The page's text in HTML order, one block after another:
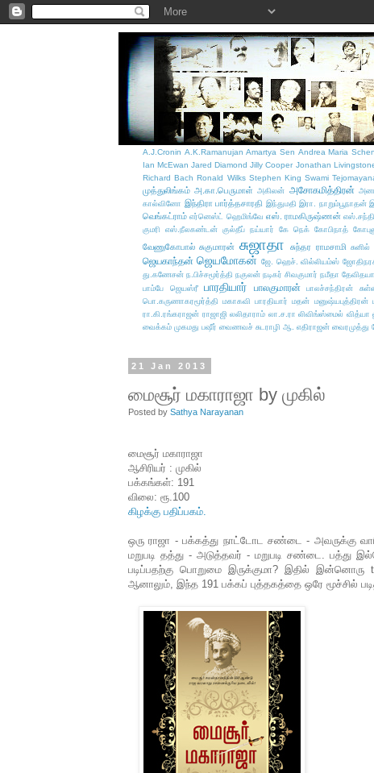
A.J.Cronin A.K.Ramanujan Amartya Sen Andrea Maria
Ian McEwan Jared Diamond Jilly Cooper Jonathan
Richard Bach Ronald Wilks Stephen King Swami
முத்துலிங்கம் அ.கா.பெருமாள் அகிலன் அசோகமித்திரன்
கால்வினோ இந்திரா பார்த்தசாரதி இந்துமதி இரா. நாறும்பூநாதன்
வெங்கட்ராம் எர்னெஸ்ட் ஹெமிங்வே எஸ். ராமகிருஷ்ணன்
குமரி எஸ்.நீலகண்டன் குல்தீப் நய்யார் கே நெக் கோபிநாத்
வேணுகோபால் சுகுமாரன் சுஜாதா சுந்தர ராமசாமி
ஜெயகாந்தன் ஜெயமோகன் ஜே. ஹெச். வில்லியம்ஸ்
து.கணேசன் ந.பிச்சமூர்த்தி நகுலன் நடிகர் சிவகுமார் நமீதா
பாம்பே ஜெயஸ்ரீ பாரதியார் பாலகுமாரன் பாலச்சந்திரன்
பொ.கருணாகரமூர்த்தி மகாகவி பாரதியார் மதன் மனுஷ்யபுத்திரன்
ரா.கி.ரங்கராஜன் ராஜாஜி லலிதாராம் லா.ச.ரா லிவிங்ஸ்மைல் வித்யா
வைக்கம் முகமது பஷீர் வைணவச் சுடராழி ஆ. எதிராஜன் வைரமுத்து
21 Jan 2013
மைசூர் மகாராஜா by முகில்
Posted by Sathya Narayanan
மைசூர் மகாராஜா
ஆசிரியர் : முகில்
பக்கங்கள்: 191
விலை: ரூ.100
கிழக்கு பதிப்பகம்.
ஒரு ராஜா - பக்கத்து நாட்டோட சண்டை - அவருக்கு
மறுபடி தத்து - அடுத்தவர் - மறுபடி சண்டை. பத்து
படிப்பதற்கு பொறுமை இருக்குமா? இதில் இன்னொரு
ஆனாலும், இந்த 191 பக்கப் புத்தகத்தை ஒரே மூச்சில்